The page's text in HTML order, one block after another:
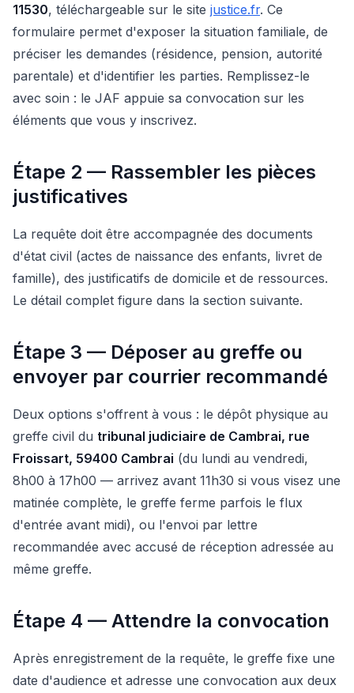
11530, téléchargeable sur le site justice.fr. Ce
formulaire permet d'exposer la situation familiale, de
préciser les demandes (résidence, pension, autorité
parentale) et d'identifier les parties. Remplissez-le
avec soin : le JAF appuie sa convocation sur les
éléments que vous y inscrivez.
Étape 2 — Rassembler les pièces
justificatives
La requête doit être accompagnée des documents
d'état civil (actes de naissance des enfants, livret de
famille), des justificatifs de domicile et de ressources.
Le détail complet figure dans la section suivante.
Étape 3 — Déposer au greffe ou
envoyer par courrier recommandé
Deux options s'offrent à vous : le dépôt physique au
greffe civil du tribunal judiciaire de Cambrai, rue
Froissart, 59400 Cambrai (du lundi au vendredi,
8h00 à 17h00 — arrivez avant 11h30 si vous visez une
matinée complète, le greffe ferme parfois le flux
d'entrée avant midi), ou l'envoi par lettre
recommandée avec accusé de réception adressée au
même greffe.
Étape 4 — Attendre la convocation
Après enregistrement de la requête, le greffe fixe une
date d'audience et adresse une convocation aux deux